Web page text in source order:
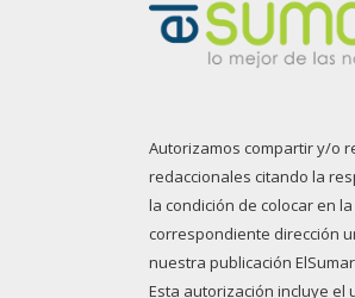
Autorizamos compartir y/o
redaccionales citando la
la condición de colocar en
correspondiente dirección
nuestra publicación
Esta autorización incluye el